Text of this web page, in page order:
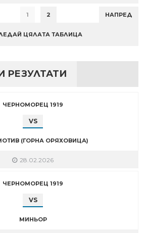
1 2 НАПРЕД
ЦЯЛАТА ТАБЛИЦА
РЕЗУЛТАТИ
ЧЕРНОМОРЕЦ 1919
VS
(ГОРНА ОРЯХОВИЦА)
28.02.2026
ЧЕРНОМОРЕЦ 1919
VS
МИНЬОР